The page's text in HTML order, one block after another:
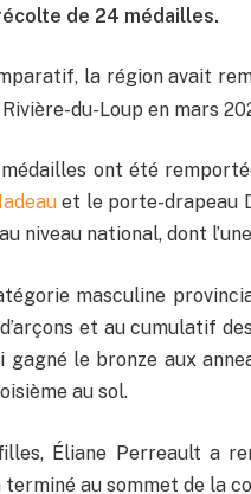
de 24 médailles.
la région avait
du-Loup en mars
ont été
et le porte-drapeau
niveau national, dont
masculine
et au cumulatif
gagné le bronze aux
au sol.
Éliane Perreault a
terminé au sommet de la